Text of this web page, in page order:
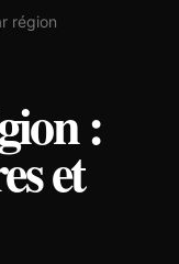
région
:
et